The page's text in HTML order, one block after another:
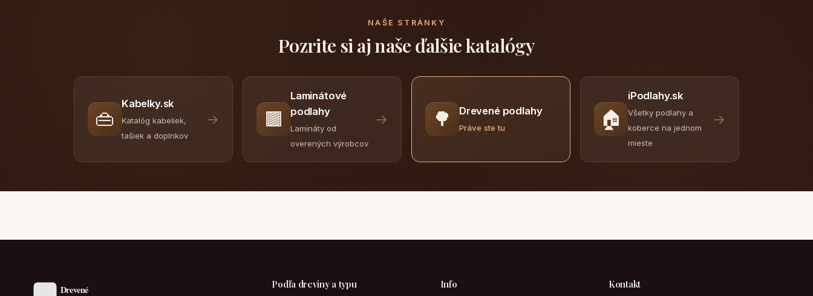
NAŠE STRÁNKY
Pozrite si aj naše ďalšie katalógy
👜
Kabelky.sk
Katalóg kabeliek,
tašiek a doplnkov
→ 🟫
Laminátové
podlahy
Lamináty od
overených výrobcov
→ 🌳 Drevené podlahy
Práve ste tu 🏠
iPodlahy.sk
Všetky podlahy a
koberce na jednom
mieste
→
Podľa dreviny a typu Info Kontakt